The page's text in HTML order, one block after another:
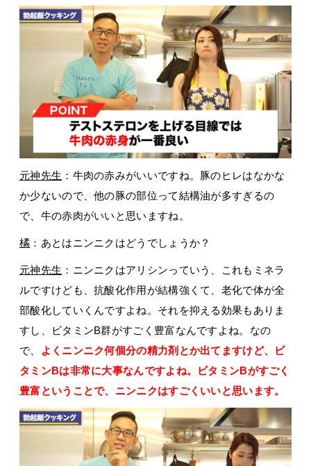
元神先生 ：牛肉の赤みがいいですね。豚のヒレはなかな
か少ないので、他の豚の部位って結構油が多すぎるの
で、牛の赤肉がいいと思いますね。
橘 ：あとはニンニクはどうでしょうか？
元神先生 ：ニンニクはアリシンっていう、これもミネラ
ルですけども、抗酸化作用が結構強くて、老化で体が全
部酸化していくんですよね。それを抑える効果もありま
すし、ビタミンB群がすごく豊富なんですよね。なの
で、
よくニンニク何個分の精力剤とか出てますけど、ビ
タミンBは非常に大事なんですよね。ビタミンBがすごく
豊富ということで、ニンニクはすごくいいと思います。